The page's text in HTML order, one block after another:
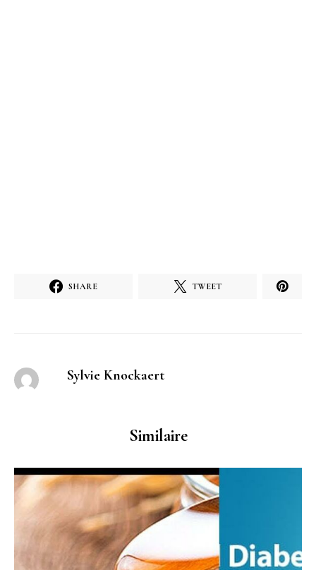
SHARE TWEET
Sylvie Knockaert
Similaire